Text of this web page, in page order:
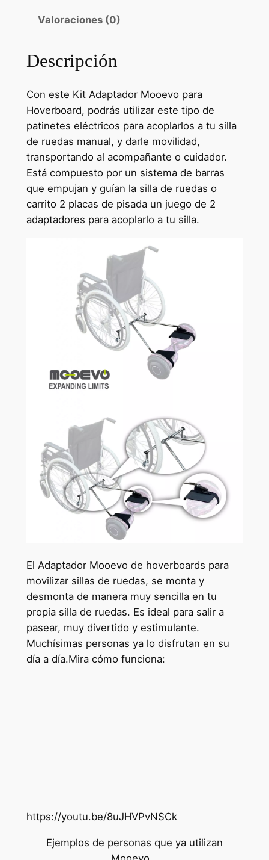
a
e
r
a
:
2
8
0
,
€
.
1
9
6
,
0
0
€
Valoraciones (0)
Descripción
Con este Kit Adaptador Mooevo para
Hoverboard, podrás utilizar este tipo de
patinetes eléctricos para acoplarlos a tu silla
de ruedas manual, y darle movilidad,
transportando al acompañante o cuidador.
Está compuesto por un sistema de barras
que empujan y guían la silla de ruedas o
carrito 2 placas de pisada un juego de 2
adaptadores para acoplarlo a tu silla.
El Adaptador Mooevo de hoverboards para
movilizar sillas de ruedas, se monta y
desmonta de manera muy sencilla en tu
propia silla de ruedas. Es ideal para salir a
pasear, muy divertido y estimulante.
Muchísimas personas ya lo disfrutan en su
día a día.Mira cómo funciona:
https://youtu.be/8uJHVPvNSCk
Ejemplos de personas que ya utilizan